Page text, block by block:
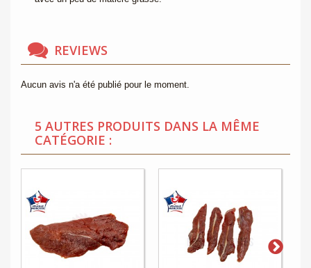
REVIEWS
Aucun avis n'a été publié pour le moment.
5 AUTRES PRODUITS DANS LA MÊME
CATÉGORIE :